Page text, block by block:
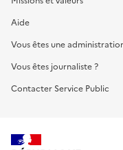
Aide
Vous êtes une
Vous êtes journaliste ?
Contacter Service Public